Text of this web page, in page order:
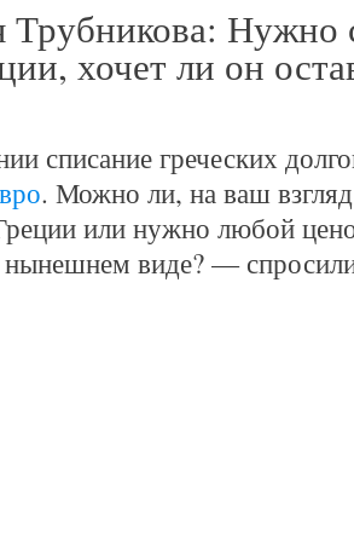
Трубникова: Нужно
хочет ли он
списание греческих
. Можно ли, на ваш
или нужно любой
нынешнем виде? —